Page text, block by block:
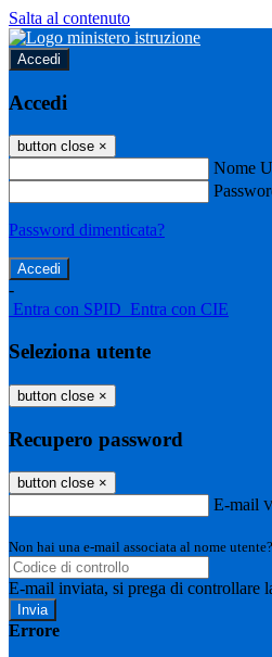
Salta al contenuto
Accedi
Accedi
button close ×
Nome
Password dimenticata?
-
Entra con SPID Entra con CIE
Seleziona utente
button close ×
Recupero password
button close ×
E-mail
Non hai una e-mail associata al nome
E-mail inviata, si prega di controllare
Errore